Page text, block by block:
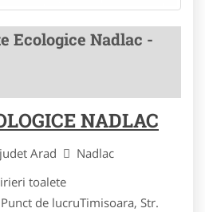
Ecologice Nadlac -
NADLAC
judet Arad
Nadlac
toalete
de lucruTimisoara, Str.